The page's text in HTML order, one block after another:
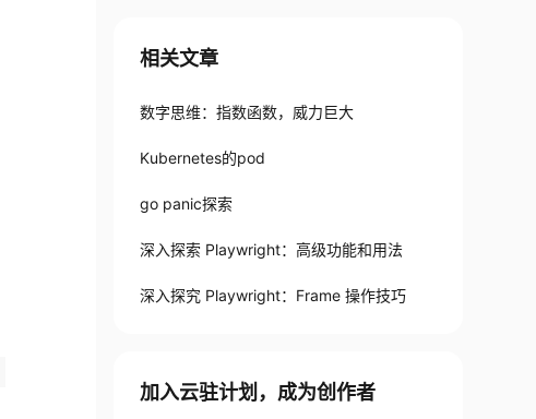
相关文章
数字思维：指数函数，威力巨大
Kubernetes的pod
go panic探索
深入探索 Playwright：高级功能和用法
深入探究 Playwright：Frame 操作技巧
加入云驻计划，成为创作者